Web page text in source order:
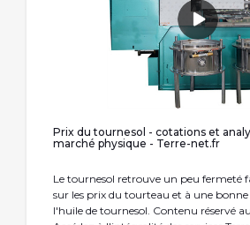
Prix du tournesol - cotations et
marché physique - Terre-net.fr
Le tournesol retrouve un peu fermeté
sur les prix du tourteau et à une
l'huile de tournesol. Contenu réservé